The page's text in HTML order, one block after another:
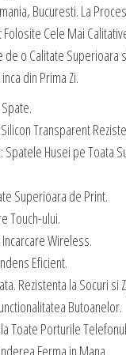
Bucuresti. La
Folosite Cele Mai
o Calitate Superioara
din Prima Zi.
Transparent
Spatele Husei pe Toata
Superioara de Print.
Touch-ului.
Wireless.
Eficient.
Rezistenta la Socuri si
Butoanelor.
Toate Porturile
Ferma in Mana.